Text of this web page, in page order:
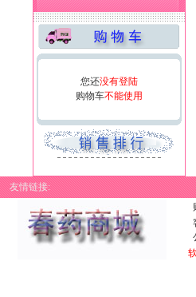
您还没有登陆
购物车不能使用
友情链接: